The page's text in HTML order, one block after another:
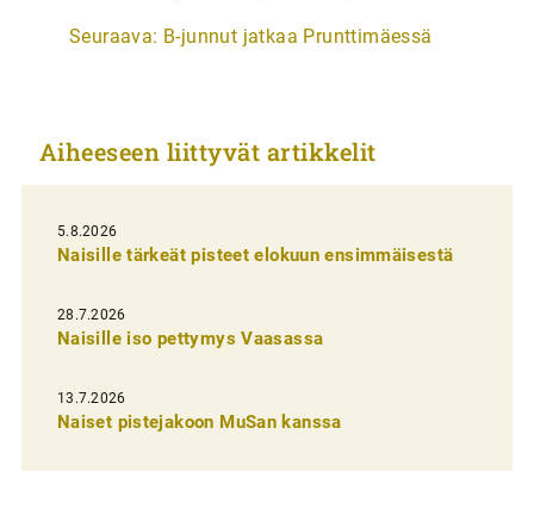
t
k
e
l
i
e
n
e
Seuraava: B-junnut jatkaa Prunttimäessä
Aiheeseen liittyvät artikkelit
5.8.2026
Naisille tärkeät pisteet elokuun ensimmäisestä
28.7.2026
Naisille iso pettymys Vaasassa
13.7.2026
Naiset pistejakoon MuSan kanssa